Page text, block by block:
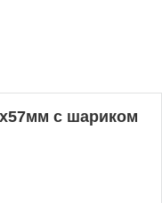
с шариком